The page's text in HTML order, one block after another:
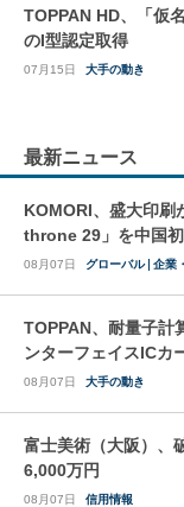
TOPPAN HD、「仮
のI型認定取得
07月15日 大手の動き
最新ニュース
KOMORI、盛大印刷
throne 29」を中国
08月07日 グローバル 企業
TOPPAN、耐量子計
ンターフェイスICカ
08月07日 大手の動き
富士美術（大阪）、
6,000万円
08月07日 信用情報